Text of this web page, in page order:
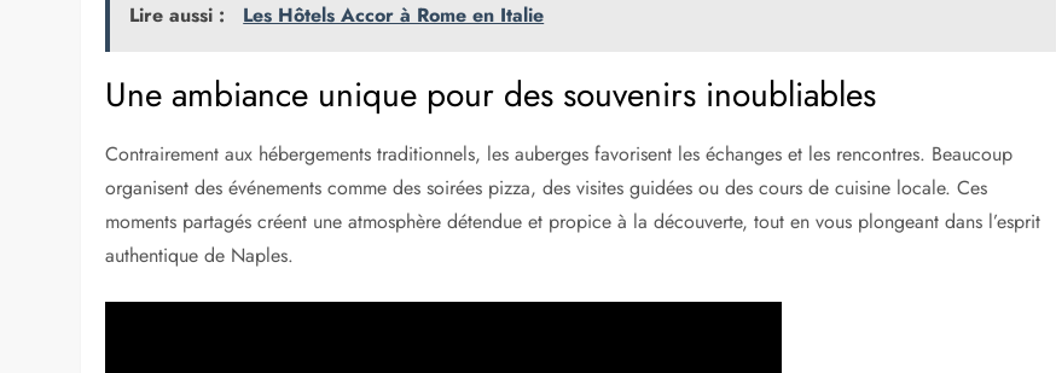
Lire aussi : Les Hôtels Accor à Rome en Italie
Une ambiance unique pour des souvenirs inoubliables
Contrairement aux hébergements traditionnels, les auberges favorisent les échanges et les rencontres. Beaucoup
organisent des événements comme des soirées pizza, des visites guidées ou des cours de cuisine locale. Ces
moments partagés créent une atmosphère détendue et propice à la découverte, tout en vous plongeant dans l’esprit
authentique de Naples.